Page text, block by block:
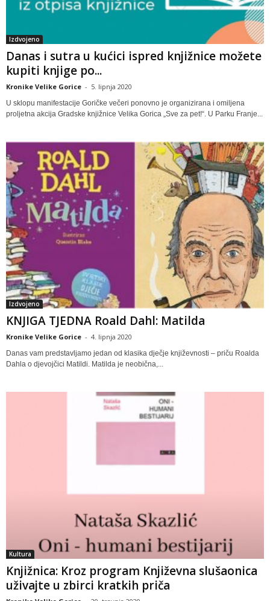
Izdvojeno
Danas i sutra u kućici ispred knjižnice možete
kupiti knjige po...
Kronike Velike Gorice - 5. lipnja 2020
U sklopu manifestacije Goričke večeri ponovno je organizirana i omiljena
proljetna akcija Gradske knjižnice Velika Gorica „Sve za pet!“. U Parku Franje...
Izdvojeno
KNJIGA TJEDNA Roald Dahl: Matilda
Kronike Velike Gorice - 4. lipnja 2020
Danas vam predstavljamo jedan od klasika dječje književnosti – priču Roalda
Dahla o djevojčici Matildi. Matilda je neobična,...
Kultura
Knjižnica: Kroz program Književna slušaonica
uživajte u zbirci kratkih priča